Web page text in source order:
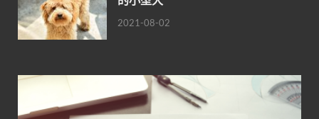
2021-08-02